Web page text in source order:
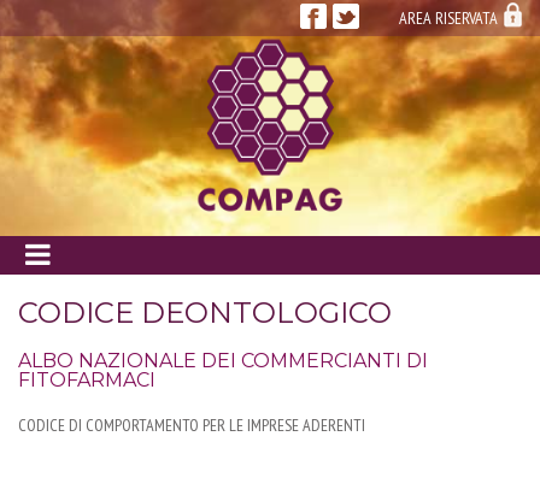
AREA RISERVATA
{id: 8066 - class: PHOTO_GALLERY - directAction: viewPhotoGallery}
CODICE DEONTOLOGICO
ALBO NAZIONALE DEI COMMERCIANTI DI
FITOFARMACI
CODICE DI COMPORTAMENTO PER LE IMPRESE ADERENTI